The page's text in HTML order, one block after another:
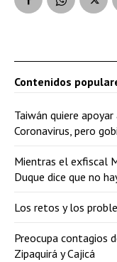
Contenidos
Taiwán quiere
Coronavirus, pero
Mientras el exfiscal
Duque dice que no
Los retos y los
Preocupa contagios
Zipaquirá y Cajicá